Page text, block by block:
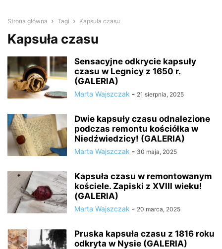
Strona główna Tagi Kapsuła czasu
Kapsuła czasu
Sensacyjne odkrycie kapsuły
czasu w Legnicy z 1650 r.
(GALERIA)
Marta Wajszczak - 21 sierpnia, 2025
Dwie kapsuły czasu odnalezione
podczas remontu kościółka w
Niedźwiedzicy! (GALERIA)
Marta Wajszczak - 30 maja, 2025
Kapsuła czasu w remontowanym
kościele. Zapiski z XVIII wieku!
(GALERIA)
Marta Wajszczak - 20 marca, 2025
Pruska kapsuła czasu z 1816 roku
odkryta w Nysie (GALERIA)